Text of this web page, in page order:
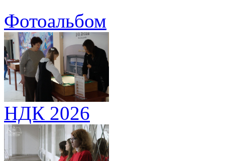
Фотоальбом
НДК 2026